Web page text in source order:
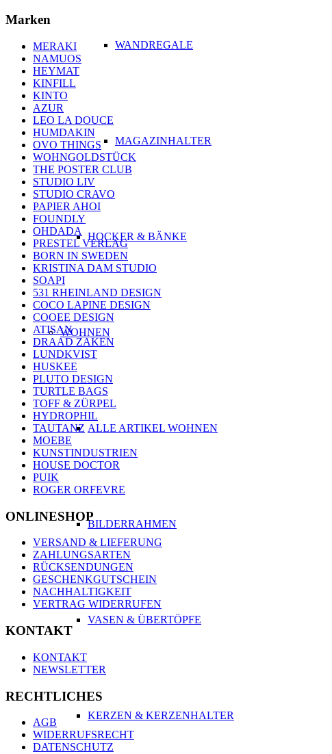
WANDREGALE
MAGAZINHALTER
HOCKER & BÄNKE
WOHNEN
ALLE ARTIKEL WOHNEN
BILDERRAHMEN
VASEN & ÜBERTÖPFE
KERZEN & KERZENHALTER
Marken
MERAKI
NAMUOS
HEYMAT
KINFILL
KINTO
AZUR
LEO LA DOUCE
HUMDAKIN
OVO THINGS
WOHNGOLDSTÜCK
THE POSTER CLUB
STUDIO LIV
STUDIO CRAVO
PAPIER AHOI
FOUNDLY
OHDADA
PRESTEL VERLAG
BORN IN SWEDEN
KRISTINA DAM STUDIO
SOAPI
531 RHEINLAND DESIGN
COCO LAPINE DESIGN
COOEE DESIGN
ATISAN
DRAAD ZAKEN
LUNDKVIST
HUSKEE
PLUTO DESIGN
TURTLE BAGS
TOFF & ZÜRPEL
HYDROPHIL
TAUTANZ
MOEBE
KUNSTINDUSTRIEN
HOUSE DOCTOR
PUIK
ROGER ORFEVRE
ONLINESHOP
VERSAND & LIEFERUNG
ZAHLUNGSARTEN
RÜCKSENDUNGEN
GESCHENKGUTSCHEIN
NACHHALTIGKEIT
VERTRAG WIDERRUFEN
KONTAKT
KONTAKT
NEWSLETTER
RECHTLICHES
AGB
WIDERRUFSRECHT
DATENSCHUTZ